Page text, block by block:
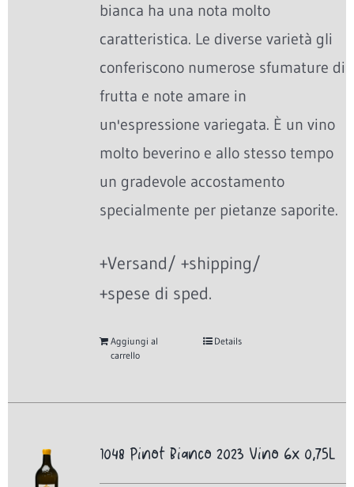
bianca ha una nota molto
caratteristica. Le diverse varietà gli
conferiscono numerose sfumature di
frutta e note amare in
un'espressione variegata. È un vino
molto beverino e allo stesso tempo
un gradevole accostamento
specialmente per pietanze saporite.
+Versand/ +shipping/
+spese di sped.
Aggiungi al
carrello
Details
1048 Pinot Bianco 2023 Vino 6x 0,75L